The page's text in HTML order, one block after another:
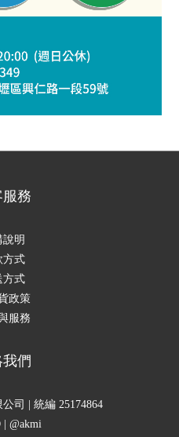
服務
說明
方式
方式
政策
服務
們
司 | 統編 25174864
@akmi